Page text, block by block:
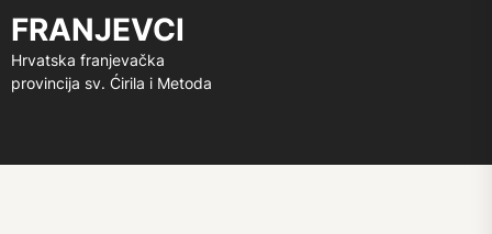
FRANJEVCI
Hrvatska franjevačka
provincija sv. Ćirila i Metoda